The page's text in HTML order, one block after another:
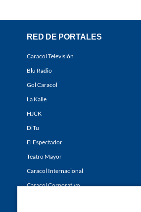
RED DE PORTALES
Caracol Televisión
Blu Radio
Gol Caracol
La Kalle
HJCK
DiTu
El Espectador
Teatro Mayor
Caracol Internacional
Caracol Corporativo